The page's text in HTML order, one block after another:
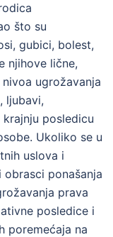
što su
gubici, bolest,
njihove lične,
ugrožavanja
ljubavi,
posledicu
Ukoliko se u
uslova i
ponašanja
prava
posledice i
poremećaja na